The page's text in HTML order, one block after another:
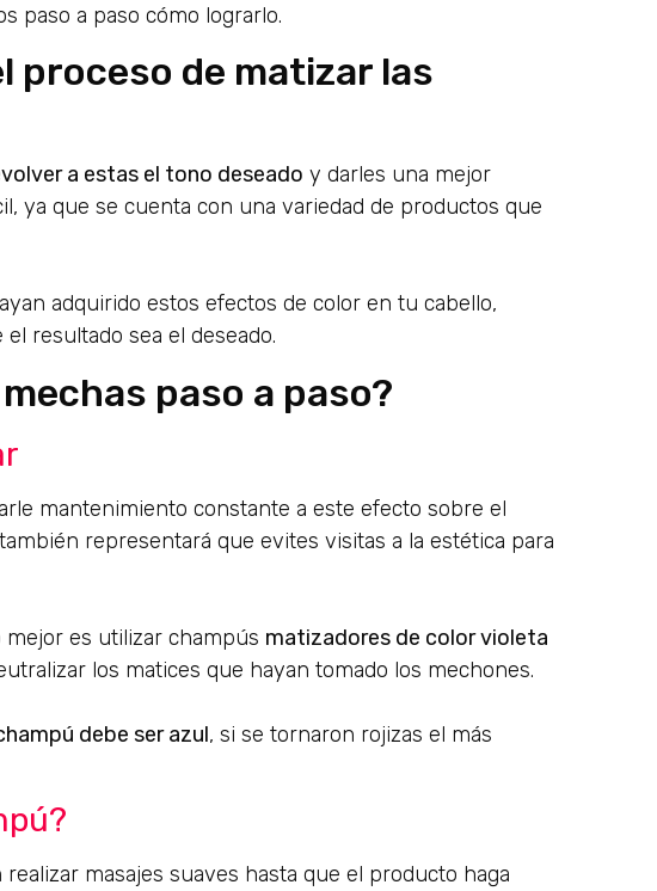
paso a paso cómo lograrlo.
proceso de matizar las
a estas el tono deseado y darles una mejor
ya que se cuenta con una variedad de productos que
adquirido estos efectos de color en tu cabello,
resultado sea el deseado.
paso a paso?
mantenimiento constante a este efecto sobre el
representará que evites visitas a la estética para
es utilizar champús matizadores de color violeta
los matices que hayan tomado los mechones.
debe ser azul, si se tornaron rojizas el más
masajes suaves hasta que el producto haga